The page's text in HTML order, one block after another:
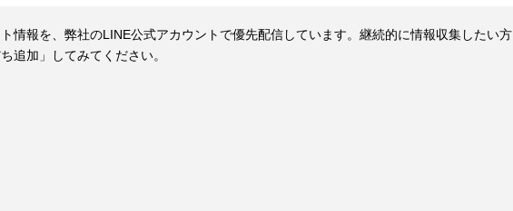
情報を、弊社のLINE公式アカウントで優先配信しています。継続的に情報収集したい方
追加」してみてください。